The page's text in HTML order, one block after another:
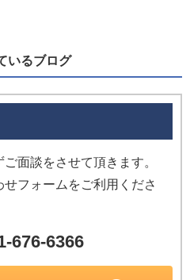
いるブログ
面談をさせて頂きます。
フォームをご利用くださ
676-6366